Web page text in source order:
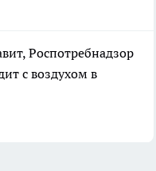
Роспотребнадзор
с воздухом в